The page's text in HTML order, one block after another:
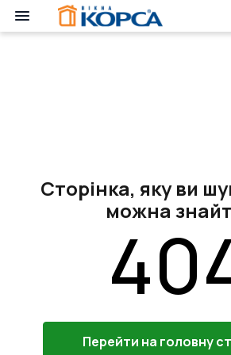
Сторінка, яку ви
можна
Перейти на головну